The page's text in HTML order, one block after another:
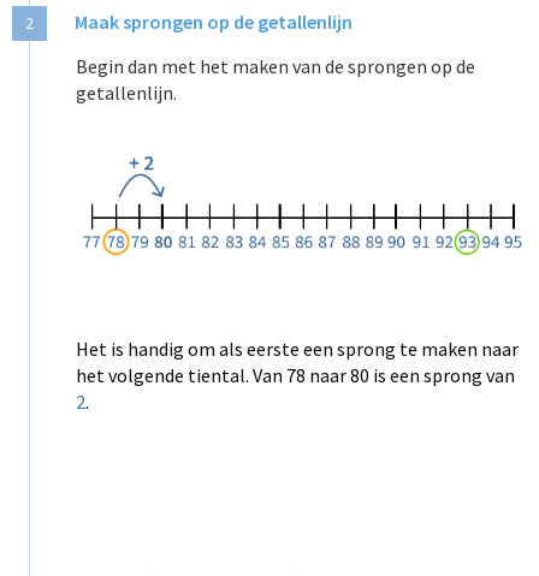
2
Maak sprongen op de getallenlijn
Begin dan met het maken van de sprongen op de
getallenlijn.
Het is handig om als eerste een sprong te maken naar
het volgende tiental. Van 78 naar 80 is een sprong van
2.